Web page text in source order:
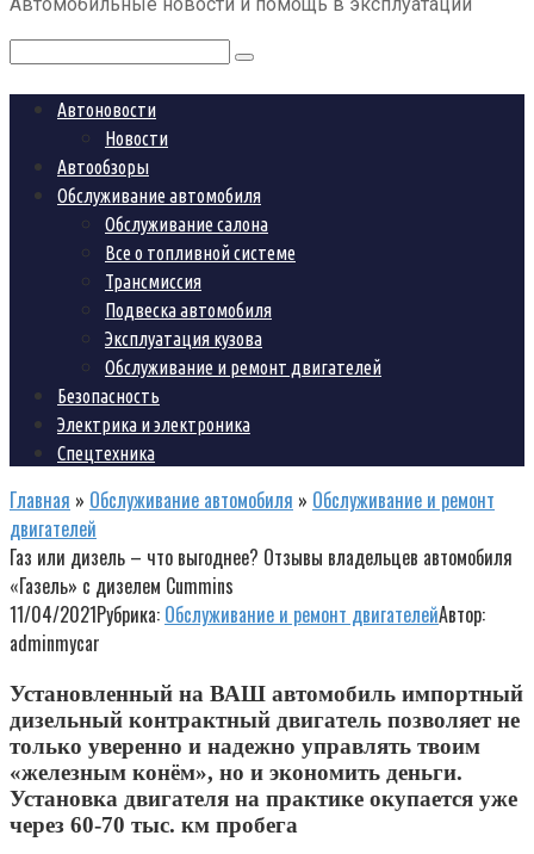
Поиск:
Автоновости
Новости
Автообзоры
Обслуживание автомобиля
Обслуживание салона
Все о топливной системе
Трансмиссия
Подвеска автомобиля
Эксплуатация кузова
Обслуживание и ремонт двигателей
Безопасность
Электрика и электроника
Спецтехника
Главная » Обслуживание автомобиля » Обслуживание и ремонт
двигателей
Газ или дизель – что выгоднее? Отзывы владельцев автомобиля
«Газель» с дизелем Cummins
11/04/2021Рубрика: Обслуживание и ремонт двигателейАвтор:
adminmycar
Установленный на ВАШ автомобиль импортный
дизельный контрактный двигатель позволяет не
только уверенно и надежно управлять твоим
«железным конём», но и экономить деньги.
Установка двигателя на практике окупается уже
через 60-70 тыс. км пробега